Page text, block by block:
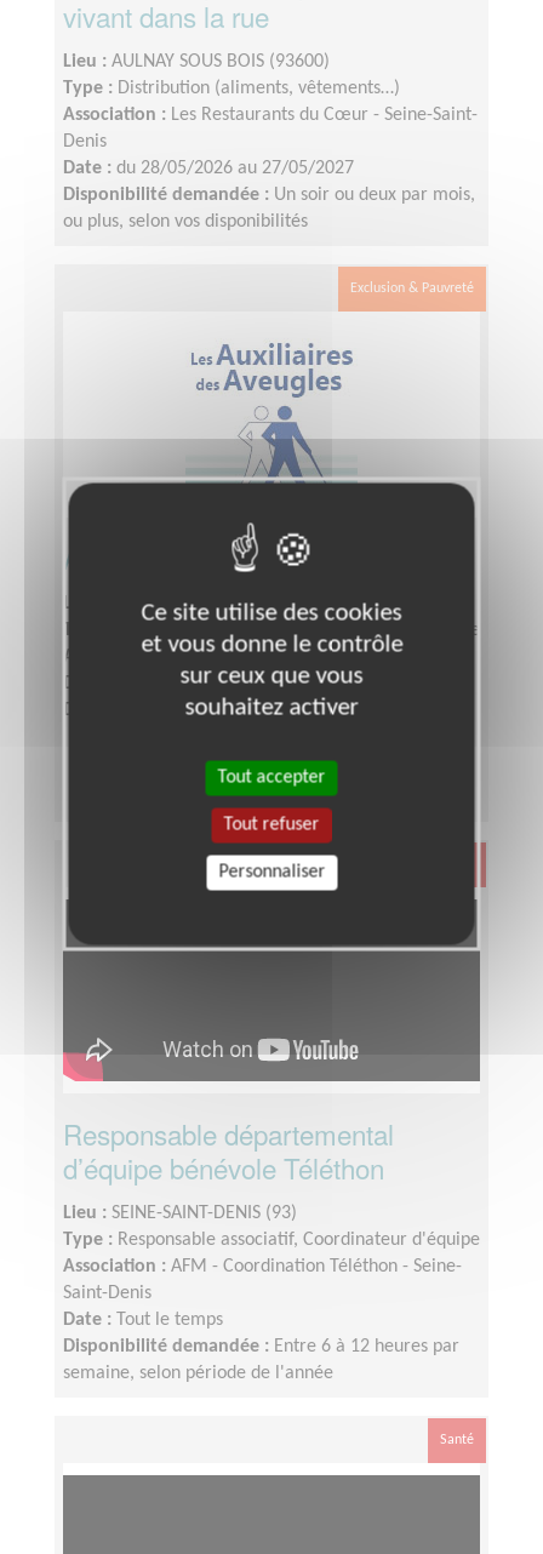
vivant dans la rue
Lieu : AULNAY SOUS BOIS (93600)
Type : Distribution (aliments, vêtements…)
Association : Les Restaurants du Cœur - Seine-Saint-
Denis
Date : du 28/05/2026 au 27/05/2027
Disponibilité demandée : Un soir ou deux par mois,
ou plus, selon vos disponibilités
Exclusion & Pauvreté
Animateur local département 93
Lieu :
SEINE-SAINT-DENIS (93)
Responsable associatif, Coordinateur d'équipe
Association : Les Auxiliaires des Aveugles
Date :
Tout le temps
Disponibilité demandée :2 demi-journées
Responsable départemental
d’équipe bénévole Téléthon
Lieu : SEINE-SAINT-DENIS (93)
Type : Responsable associatif, Coordinateur d'équipe
Association : AFM - Coordination Téléthon - Seine-
Saint-Denis
Date :
Tout le temps
Disponibilité demandée : Entre 6 à 12 heures par
semaine, selon période de l'année
Santé
Ce site utilise des cookies
et vous donne le contrôle
sur ceux que vous
souhaitez activer
Tout accepter
Tout refuser
Personnaliser